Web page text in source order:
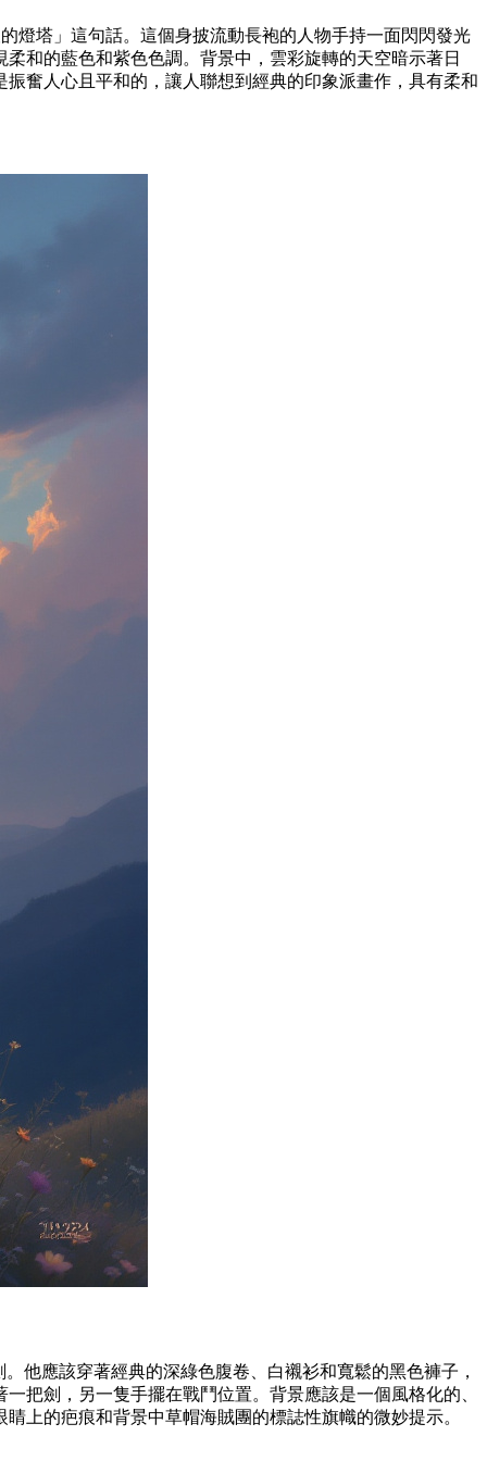
燈塔」這句話。這個身披流動長袍的人物手持一面閃閃發光
和的藍色和紫色色調。背景中，雲彩旋轉的天空暗示著日
奮人心且平和的，讓人聯想到經典的印象派畫作，具有柔和
他應該穿著經典的深綠色腹卷、白襯衫和寬鬆的黑色褲子，
把劍，另一隻手擺在戰鬥位置。背景應該是一個風格化的、
上的疤痕和背景中草帽海賊團的標誌性旗幟的微妙提示。